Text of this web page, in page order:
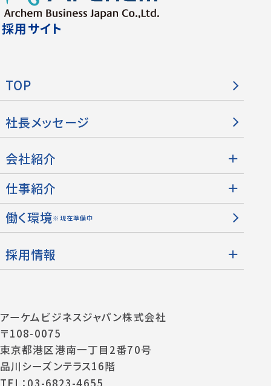
採用サイト
アーケムビジネスジャパン株式会社
〒108-0075
東京都港区港南一丁目2番70号
品川シーズンテラス16階
TEL：03-6823-4655
TOP
社長メッセージ
会社紹介
仕事紹介
働く環境※現在準備中
採用情報